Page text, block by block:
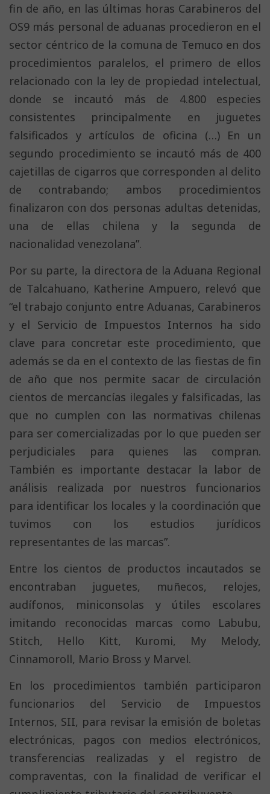
fin de año, en las últimas horas Carabineros del
OS9 más personal de aduanas procedieron en el
sector céntrico de la comuna de Temuco en dos
procedimientos paralelos, el primero de ellos
relacionado con la ley de propiedad intelectual,
donde se incautó más de 4.800 especies
consistentes principalmente en juguetes
falsificados y artículos de oficina (…) En un
segundo procedimiento se incautó más de 400
cajetillas de cigarros que corresponden al delito
de contrabando; ambos procedimientos
finalizaron con dos personas adultas detenidas,
una de ellas chilena y la segunda de
nacionalidad venezolana”.
Por su parte, la directora de la Aduana Regional
de Talcahuano, Katherine Ampuero, relevó que
“el trabajo conjunto entre Aduanas, Carabineros
y el Servicio de Impuestos Internos ha sido
clave para concretar este procedimiento, que
además se da en el contexto de las fiestas de fin
de año que nos permite sacar de circulación
cientos de mercancías ilegales y falsificadas, las
que no cumplen con las normativas chilenas
para ser comercializadas por lo que pueden ser
perjudiciales para quienes las compran.
También es importante destacar la labor de
análisis realizada por nuestros funcionarios
para identificar los locales y la coordinación que
tuvimos con los estudios jurídicos
representantes de las marcas”.
Entre los cientos de productos incautados se
encontraban juguetes, muñecos, relojes,
audífonos, miniconsolas y útiles escolares
imitando reconocidas marcas como Labubu,
Stitch, Hello Kitt, Kuromi, My Melody,
Cinnamoroll, Mario Bross y Marvel.
En los procedimientos también participaron
funcionarios del Servicio de Impuestos
Internos, SII, para revisar la emisión de boletas
electrónicas, pagos con medios electrónicos,
transferencias realizadas y el registro de
compraventas, con la finalidad de verificar el